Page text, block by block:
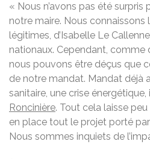
« Nous n’avons pas été
notre maire. Nous connaissons
légitimes, d’Isabelle Le
nationaux. Cependant, comme
nous pouvons être déçus que
de notre mandat. Mandat déjà
sanitaire, une crise énergétique,
Roncinière. Tout cela laisse
en place tout le projet porté
Nous sommes inquiets de